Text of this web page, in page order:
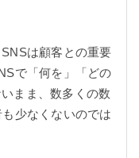
は顧客との重要
で「何を」「どの
まま、数多くの数
少なくないのでは